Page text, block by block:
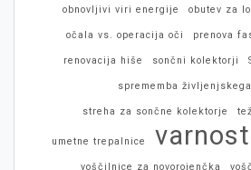
obnovljivi viri energije obutev za
očala vs. operacija oči prenova
renovacija hiše sončni kolektorji
sprememba
streha za sončne kolektorje
umetne trepalnice
voščilnice za novorojenčka